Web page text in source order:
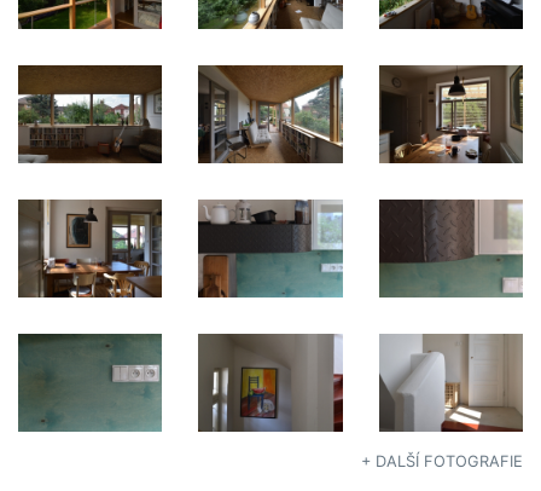
+ DALŠÍ FOTOGRAFIE